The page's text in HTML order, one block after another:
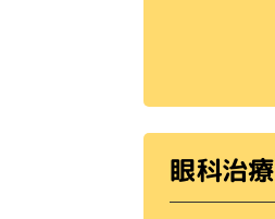
眼科治療